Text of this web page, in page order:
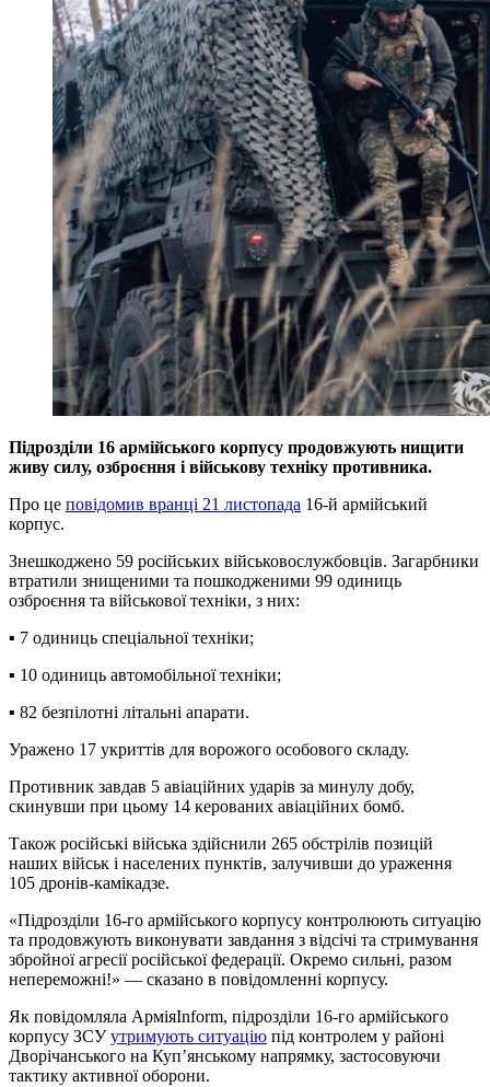
Підрозділи 16 армійського корпусу продовжують нищити
живу силу, озброєння і військову техніку противника.
Про це повідомив вранці 21 листопада 16-й армійський
корпус.
Знешкоджено 59 російських військовослужбовців. Загарбники
втратили знищеними та пошкодженими 99 одиниць
озброєння та військової техніки, з них:
▪️ 7 одиниць спеціальної техніки;
▪️ 10 одиниць автомобільної техніки;
▪️ 82 безпілотні літальні апарати.
Уражено 17 укриттів для ворожого особового складу.
Противник завдав 5 авіаційних ударів за минулу добу,
скинувши при цьому 14 керованих авіаційних бомб.
Також російські війська здійснили 265 обстрілів позицій
наших військ і населених пунктів, залучивши до ураження
105 дронів-камікадзе.
«Підрозділи 16-го армійського корпусу контролюють ситуацію
та продовжують виконувати завдання з відсічі та стримування
збройної агресії російської федерації. Окремо сильні, разом
непереможні!» — сказано в повідомленні корпусу.
Як повідомляла АрміяInform, підрозділи 16-го армійського
корпусу ЗСУутримують ситуацію під контролем у районі
Дворічанського на Куп’янському напрямку, застосовуючи
тактику активної оборони.